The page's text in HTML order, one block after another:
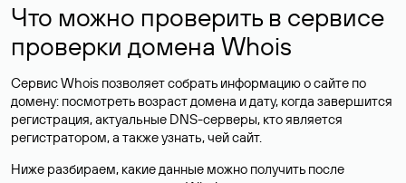
Что можно проверить в сервисе
проверки домена Whois
Сервис Whois позволяет собрать информацию о сайте по
домену: посмотреть возраст домена и дату, когда завершится
регистрация, актуальные DNS-серверы, кто является
регистратором, а также узнать, чей сайт.
Ниже разбираем, какие данные можно получить после